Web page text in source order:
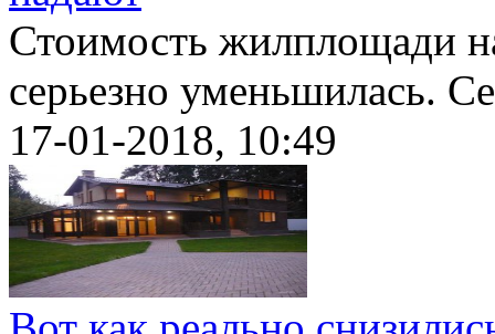
Стоимость жилплощади
серьезно уменьшилась.
17-01-2018, 10:49